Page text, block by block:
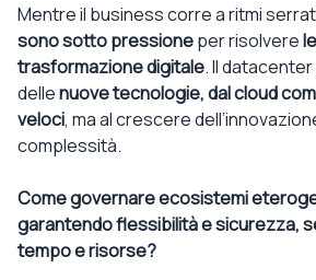
Mentre il business corre a ritmi
sono sotto pressioneper risolvere
trasformazione digitale. Il
dellenuove tecnologie, dal cloud
veloci, ma al crescere
complessità.
Come governare ecosistemi
garantendo flessibilità e sicurezza,
tempo e risorse?